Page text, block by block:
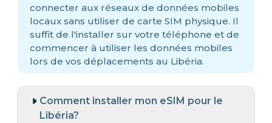
connecter aux réseaux de données mobiles
locaux sans utiliser de carte SIM physique. Il
suffit de l'installer sur votre téléphone et de
commencer à utiliser les données mobiles
lors de vos déplacements au Libéria.
Comment installer mon eSIM pour le
Libéria?